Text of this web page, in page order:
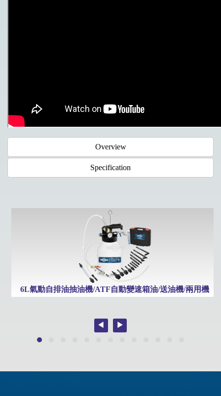
Overview
Specification
6L氣動自排油抽油機/ATF自動變速箱油/送油機/兩用機